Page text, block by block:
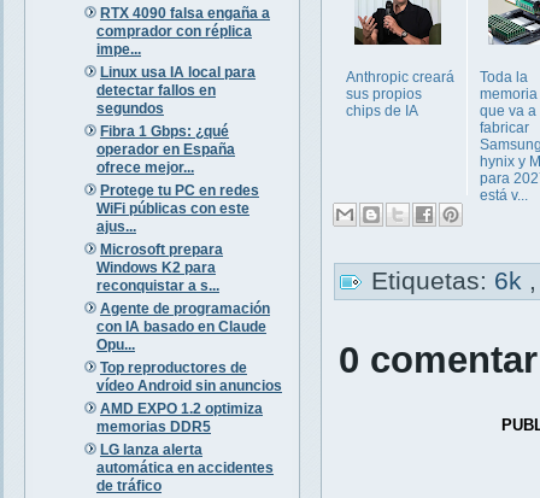
RTX 4090 falsa engaña a
comprador con réplica
impe...
Linux usa IA local para
detectar fallos en
segundos
Fibra 1 Gbps: ¿qué
operador en España
ofrece mejor...
Protege tu PC en redes
WiFi públicas con este
ajus...
Microsoft prepara
Windows K2 para
reconquistar a s...
Agente de programación
con IA basado en Claude
Opu...
Top reproductores de
vídeo Android sin anuncios
AMD EXPO 1.2 optimiza
memorias DDR5
LG lanza alerta
automática en accidentes
de tráfico
Anthropic creará
sus propios
chips de IA
Toda la
que va a
fabricar
hynix y
para
está v...
Etiquetas: 6k
0